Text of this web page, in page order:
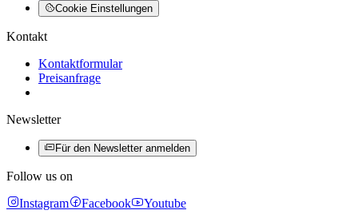
Cookie Einstellungen
Kontakt
Kontaktformular
Preisanfrage
Newsletter
Für den Newsletter anmelden
Follow us on
Instagram
Facebook Youtube